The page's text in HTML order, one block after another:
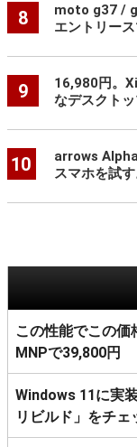
8
moto g37 /
エントリー
9
16,980円。
なデスクト
10
arrows
スマホを試
この性能でこの
MNPで39,800円
Windows 11に実
リビルド」をチェ